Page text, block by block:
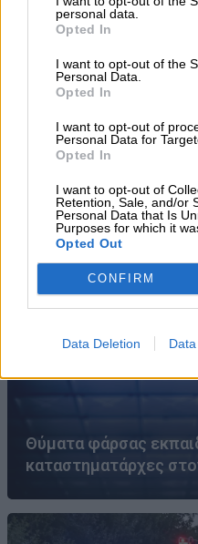
personal data.
Opted In
I want to opt-out of the
Personal Data.
Opted In
I want to opt-out of
Personal Data for
Opted In
I want to opt-out of
Retention, Sale, and/or
Personal Data that Is
Purposes for which it
Opted Out
CONFIRM
Data Deletion
ΛΑ.ΣΥ.: Η
βλέπει την
ρύπανση του
Θύματα φάρσας
καταστηματάρχες